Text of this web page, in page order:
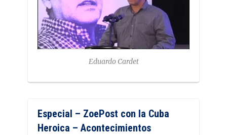
Eduardo Cardet
Especial – ZoePost con la Cuba
Heroica – Acontecimientos